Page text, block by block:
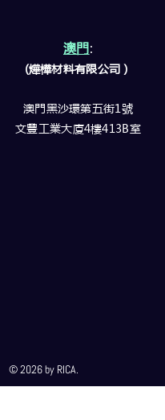
澳門:
(燁樺材料有限公司）
澳門黑沙環第五街1號
文豐工業大廈4樓413B室
© 2026 by RICA.